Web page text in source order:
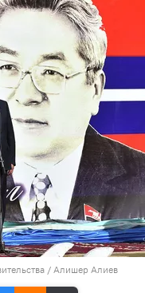
/ Алишер Алиев